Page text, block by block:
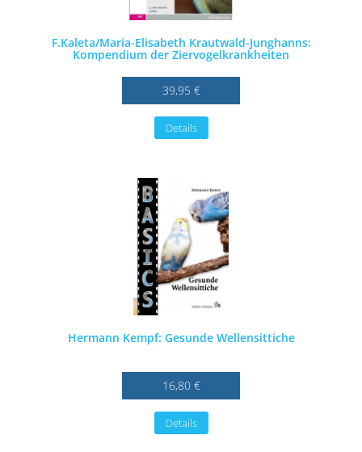
F.Kaleta/Maria-Elisabeth Krautwald-Junghanns:
Kompendium der Ziervogelkrankheiten
39,95 €
Details
Hermann Kempf: Gesunde Wellensittiche
16,80 €
Details